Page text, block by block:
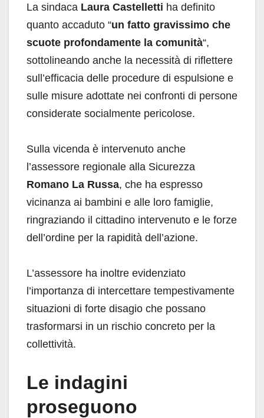
La sindaca Laura Castelletti ha definito
quanto accaduto “un fatto gravissimo che
scuote profondamente la comunità“,
sottolineando anche la necessità di riflettere
sull’efficacia delle procedure di espulsione e
sulle misure adottate nei confronti di persone
considerate socialmente pericolose.
Sulla vicenda è intervenuto anche
l’assessore regionale alla Sicurezza
Romano La Russa, che ha espresso
vicinanza ai bambini e alle loro famiglie,
ringraziando il cittadino intervenuto e le forze
dell’ordine per la rapidità dell’azione.
L’assessore ha inoltre evidenziato
l’importanza di intercettare tempestivamente
situazioni di forte disagio che possano
trasformarsi in un rischio concreto per la
collettività.
Le indagini
proseguono